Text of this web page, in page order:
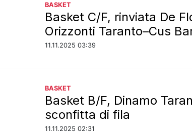
BASKET
Basket C/F, rinviata De
Orizzonti Taranto–Cus
11.11.2025 03:39
BASKET
Basket B/F, Dinamo
sconfitta di fila
11.11.2025 02:31